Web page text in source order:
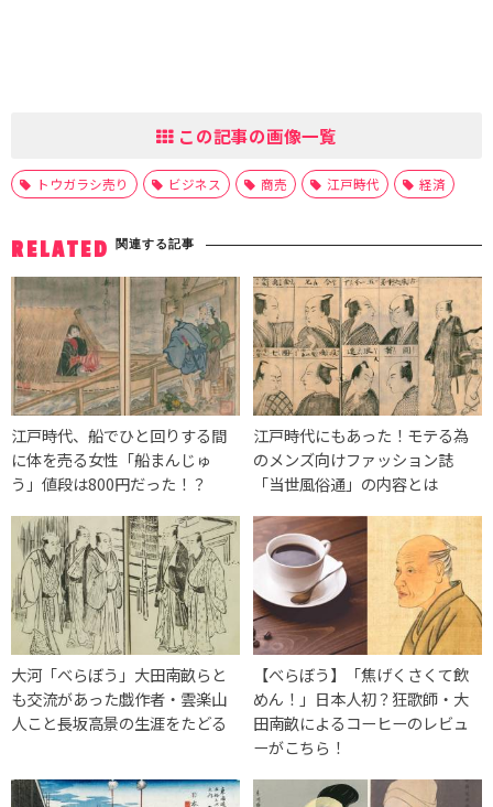
この記事の画像一覧
トウガラシ売り ビジネス 商売 江戸時代 経済
RELATED 関連する記事
江戸時代、船でひと回りする間
に体を売る女性「船まんじゅ
う」値段は800円だった！？
江戸時代にもあった！モテる為
のメンズ向けファッション誌
「当世風俗通」の内容とは
大河「べらぼう」大田南畝らと
も交流があった戯作者・雲楽山
人こと長坂高景の生涯をたどる
【べらぼう】「焦げくさくて飲
めん！」日本人初？狂歌師・大
田南畝によるコーヒーのレビュ
ーがこちら！